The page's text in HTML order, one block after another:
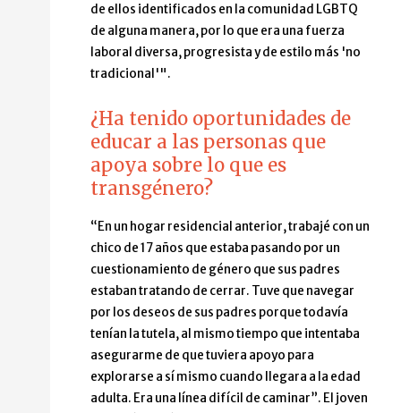
de ellos identificados en la comunidad LGBTQ
de alguna manera, por lo que era una fuerza
laboral diversa, progresista y de estilo más 'no
tradicional'".
¿Ha tenido oportunidades de
educar a las personas que
apoya sobre lo que es
transgénero?
“En un hogar residencial anterior, trabajé con un
chico de 17 años que estaba pasando por un
cuestionamiento de género que sus padres
estaban tratando de cerrar. Tuve que navegar
por los deseos de sus padres porque todavía
tenían la tutela, al mismo tiempo que intentaba
asegurarme de que tuviera apoyo para
explorarse a sí mismo cuando llegara a la edad
adulta. Era una línea difícil de caminar”. El joven